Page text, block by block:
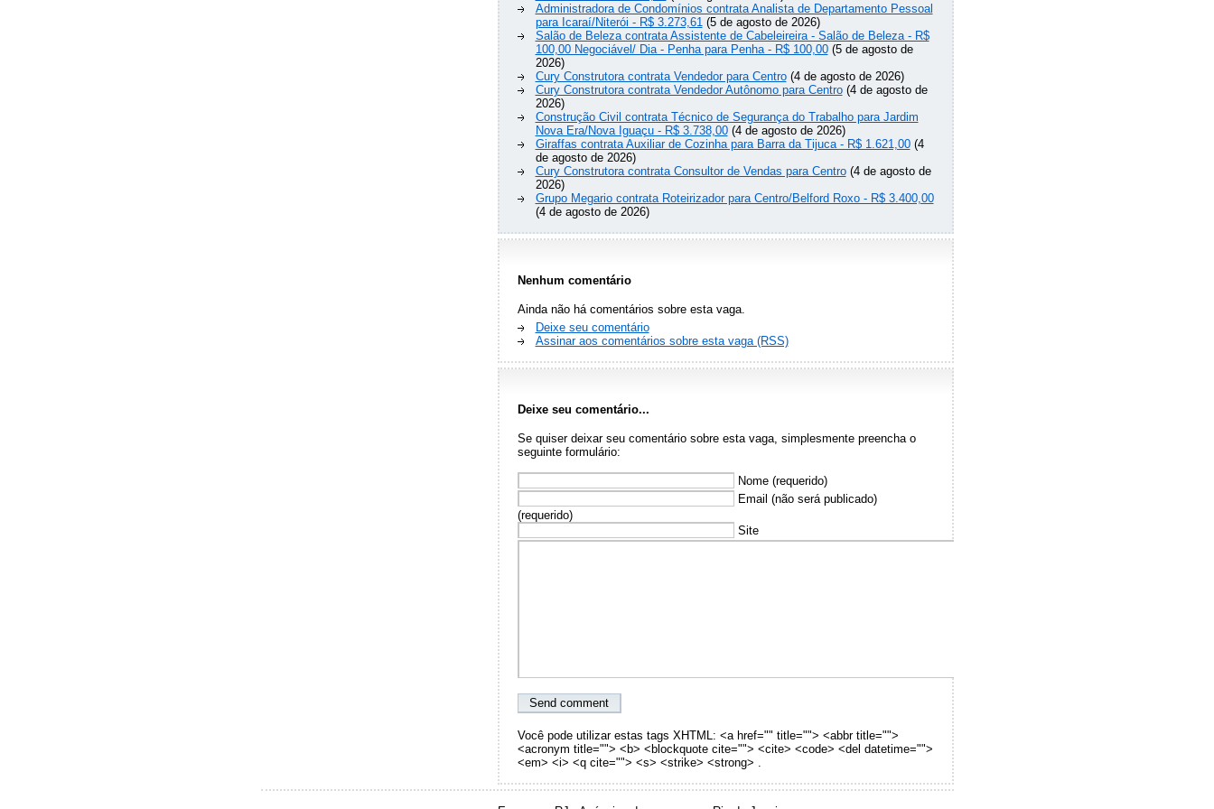
Administradora de Condomínios contrata Analista de Departamento Pessoal
para Icaraí/Niterói - R$ 3.273,61(5 de agosto de 2026)
Salão de Beleza contrata Assistente de Cabeleireira - Salão de Beleza - R$
100,00 Negociável/ Dia - Penha para Penha - R$ 100,00(5 de agosto de
2026)
Cury Construtora contrata Vendedor para Centro(4 de agosto de 2026)
Cury Construtora contrata Vendedor Autônomo para Centro(4 de agosto de
2026)
Construção Civil contrata Técnico de Segurança do Trabalho para Jardim
Nova Era/Nova Iguaçu - R$ 3.738,00(4 de agosto de 2026)
Giraffas contrata Auxiliar de Cozinha para Barra da Tijuca - R$ 1.621,00(4
de agosto de 2026)
Cury Construtora contrata Consultor de Vendas para Centro(4 de agosto de
2026)
Grupo Megario contrata Roteirizador para Centro/Belford Roxo - R$ 3.400,00
(4 de agosto de 2026)
Nenhum comentário
Ainda não há comentários sobre esta vaga.
Deixe seu comentário
Assinar aos comentários sobre esta vaga (RSS)
Deixe seu comentário...
Se quiser deixar seu comentário sobre esta vaga, simplesmente preencha o
seguinte formulário:
Nome (requerido)
Email (não será publicado)
(requerido)
Site
Você pode utilizar estas tags XHTML: <a href="" title=""> <abbr title="">
<acronym title=""> <b> <blockquote cite=""> <cite> <code> <del datetime="">
<em> <i> <q cite=""> <s> <strike> <strong> .